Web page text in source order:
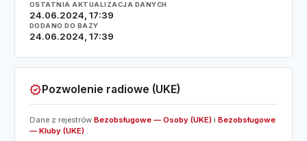
OSTATNIA AKTUALIZACJA DANYCH
24.06.2024, 17:39
DODANO DO BAZY
24.06.2024, 17:39
verified Pozwolenie radiowe (UKE)
Dane z rejestrów Bezobsługowe — Osoby (UKE) i Bezobsługowe
— Kluby (UKE)